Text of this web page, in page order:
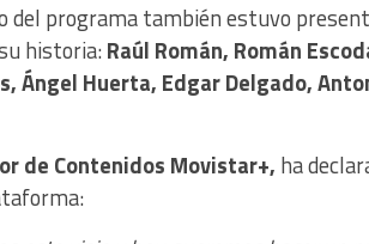
del programa también estuvo
historia:Raúl Román, Román
Ángel Huerta, Edgar Delgado,
de Contenidos Movistar+, ha